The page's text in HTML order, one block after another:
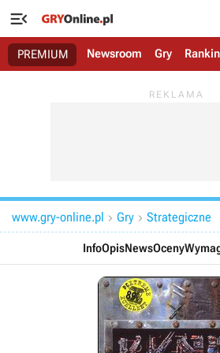

PREMIUM Newsroom Gry
www.gry-online.pl  Gry  Strategiczne
InfoOpisNewsOceny